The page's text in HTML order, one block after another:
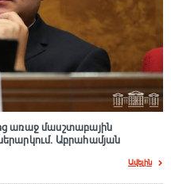
առաջ մասշտաբային
Աբրահամյան
Ավելին